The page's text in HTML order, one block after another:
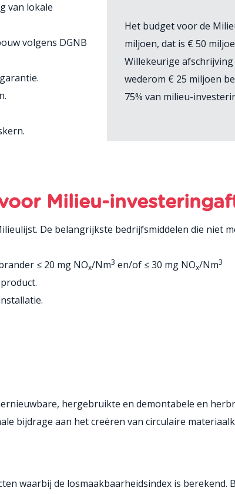
van lokale
volgens DGNB
Het budget voor de
miljoen, dat is € 50
Willekeurige
wederom € 25 miljoen
75% van milieu-
Milieu-
De belangrijkste bedrijfsmiddelen die niet
≤ 20 mg NOx/Nm3 en/of ≤ 30 mg NOx/Nm3
hergebruikte en demontabele en
bijdrage aan het creëren van circulaire
waarbij de losmaakbaarheidsindex is berekend.